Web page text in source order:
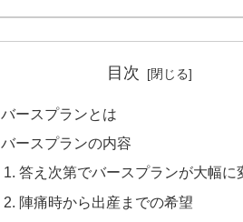
目次
バースプランとは
バースプランの内容
答え次第でバースプランが大幅に
陣痛時から出産までの希望